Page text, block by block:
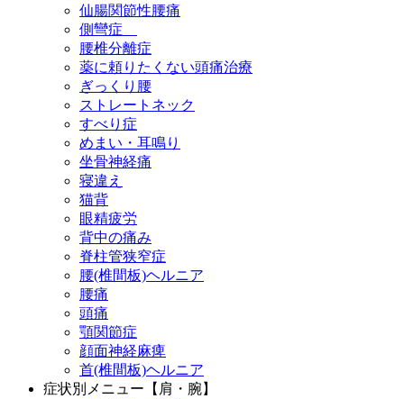
仙腸関節性腰痛
側彎症
腰椎分離症
薬に頼りたくない頭痛治療
ぎっくり腰
ストレートネック
すべり症
めまい・耳鳴り
坐骨神経痛
寝違え
猫背
眼精疲労
背中の痛み
脊柱管狭窄症
腰(椎間板)ヘルニア
腰痛
頭痛
顎関節症
顔面神経麻痺
首(椎間板)ヘルニア
症状別メニュー【肩・腕】